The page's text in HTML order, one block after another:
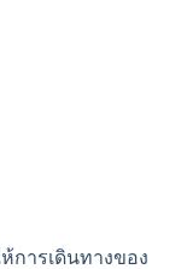
การเดินทางของ